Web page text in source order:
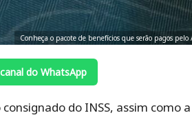
Conheça o pacote de benefícios que serão pagos
do WhatsApp
do INSS, assim como